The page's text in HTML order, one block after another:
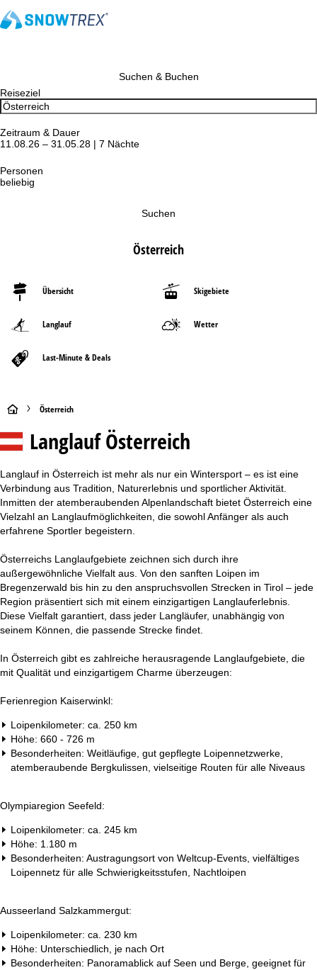
Suchen & Buchen
Reiseziel
Zeitraum & Dauer
11.08.26 – 31.05.28 | 7 Nächte
Personen
beliebig
Suchen
Österreich
Übersicht Skigebiete
Langlauf Wetter
Last-Minute & Deals
S
t
r
e
e
Österreich
Langlauf Österreich
Langlauf in Österreich ist mehr als nur ein Wintersport – es ist eine
Verbindung aus Tradition, Naturerlebnis und sportlicher Aktivität.
Inmitten der atemberaubenden Alpenlandschaft bietet Österreich eine
Vielzahl an Langlaufmöglichkeiten, die sowohl Anfänger als auch
erfahrene Sportler begeistern.
Österreichs Langlaufgebiete zeichnen sich durch ihre
außergewöhnliche Vielfalt aus. Von den sanften Loipen im
Bregenzerwald bis hin zu den anspruchsvollen Strecken in Tirol – jede
Region präsentiert sich mit einem einzigartigen Langlauferlebnis.
Diese Vielfalt garantiert, dass jeder Langläufer, unabhängig von
seinem Können, die passende Strecke findet.
In Österreich gibt es zahlreiche herausragende Langlaufgebiete, die
mit Qualität und einzigartigem Charme überzeugen:
Ferienregion Kaiserwinkl:
Loipenkilometer: ca. 250 km
Höhe: 660 - 726 m
Besonderheiten: Weitläufige, gut gepflegte Loipennetzwerke,
atemberaubende Bergkulissen, vielseitige Routen für alle Niveaus
Olympiaregion Seefeld:
Loipenkilometer: ca. 245 km
Höhe: 1.180 m
Besonderheiten: Austragungsort von Weltcup-Events, vielfältiges
Loipennetz für alle Schwierigkeitsstufen, Nachtloipen
Ausseerland Salzkammergut:
Loipenkilometer: ca. 230 km
Höhe: Unterschiedlich, je nach Ort
Besonderheiten: Panoramablick auf Seen und Berge, geeignet für